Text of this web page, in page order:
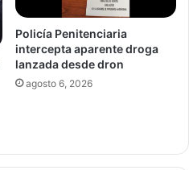
Policía Penitenciaria
intercepta aparente droga
lanzada desde dron
agosto 6, 2026